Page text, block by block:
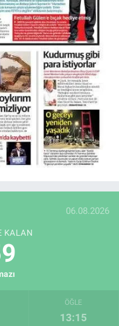
06.08.2026
KALAN
ÖĞLE
13:15